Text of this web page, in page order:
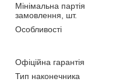
Мінімальна партія
замовлення, шт.
Особливості
Офіційна гарантія
Тип наконечника